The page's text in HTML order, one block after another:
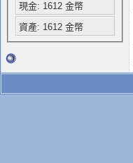
現金: 1612 金幣
資產: 1612 金幣